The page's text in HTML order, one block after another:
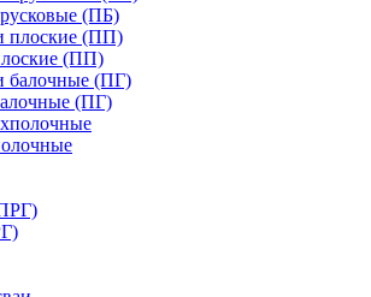
(ПБ)
(ПП)
(ПГ)